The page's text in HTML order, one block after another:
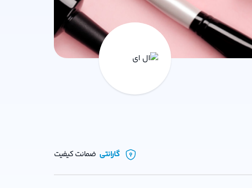
گارانتی ضمانت کیفیت